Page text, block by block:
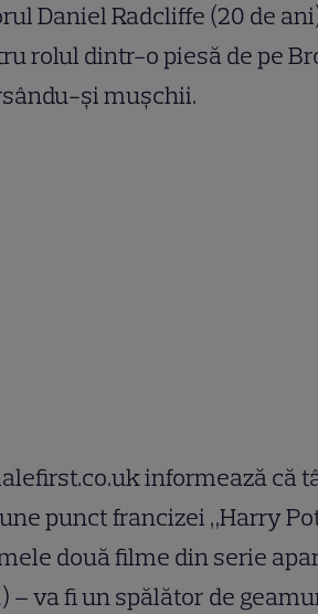
Daniel Radcliffe (20 de
rolul dintr-o piesă de pe
şi muşchii.
informează că
punct francizei „Harry
două filme din serie
– va fi un spălător de